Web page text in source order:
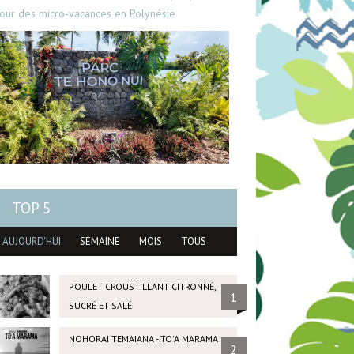
des micro-vacances en Polynésie
TOP 5
AUJOURD'HUI SEMAINE MOIS TOUS
POULET CROUSTILLANT CITRONNÉ,
SUCRÉ ET SALÉ
1
NOHORAI TEMAIANA - TO'A MARAMA
2